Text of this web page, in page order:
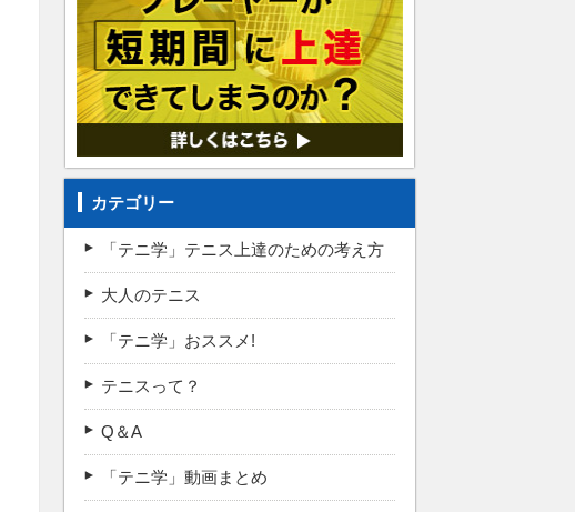
カテゴリー
「テニ学」テニス上達のための考え方
大人のテニス
「テニ学」おススメ!
テニスって？
Q＆A
「テニ学」動画まとめ